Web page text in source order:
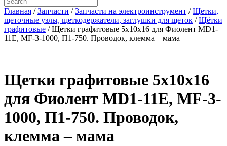
Главная /Запчасти /Запчасти на электроинструмент /Щетки,
щеточные узлы, щеткодержатели, заглушки для щеток /Щётки
графитовые / Щетки графитовые 5х10х16 для Фиолент MD1-
11E, MF-3-1000, П1-750. Проводок, клемма – мама
Щетки графитовые 5х10х16
для Фиолент MD1-11E, MF-3-
1000, П1-750. Проводок,
клемма – мама